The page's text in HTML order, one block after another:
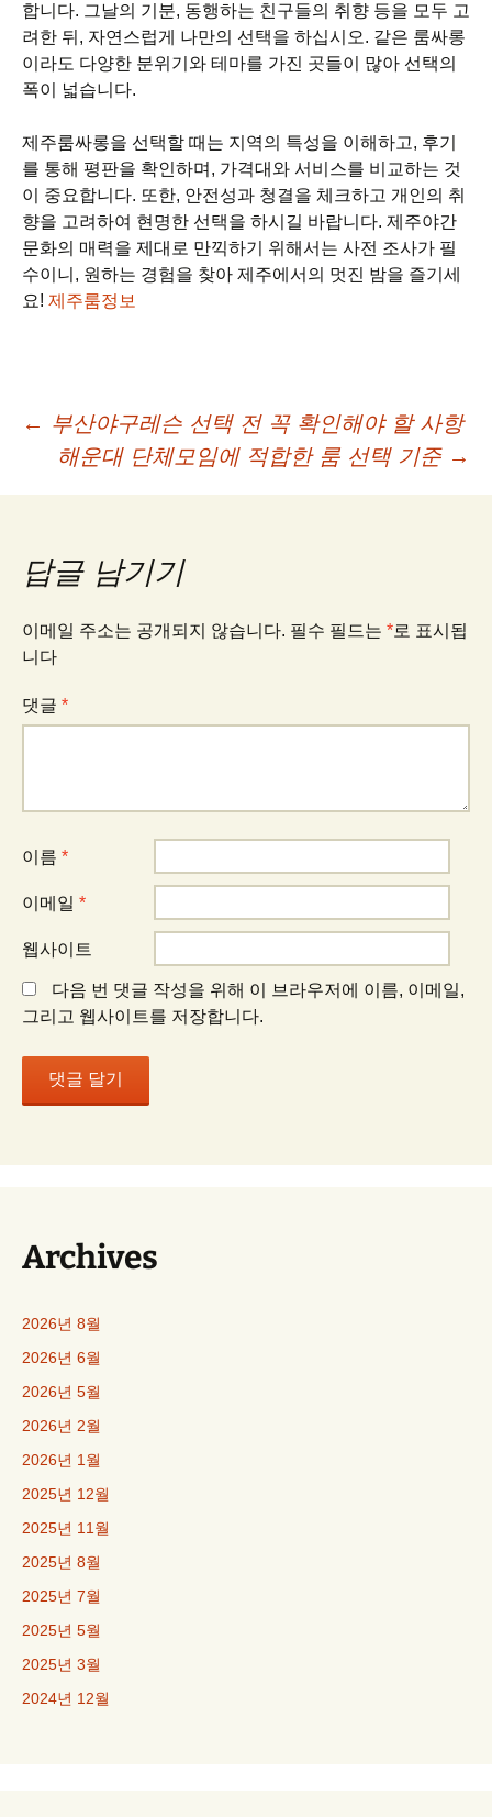
합니다. 그날의 기분, 동행하는 친구들의 취향 등을 모두 고
려한 뒤, 자연스럽게 나만의 선택을 하십시오. 같은 룸싸롱
이라도 다양한 분위기와 테마를 가진 곳들이 많아 선택의
폭이 넓습니다.
제주룸싸롱을 선택할 때는 지역의 특성을 이해하고, 후기
를 통해 평판을 확인하며, 가격대와 서비스를 비교하는 것
이 중요합니다. 또한, 안전성과 청결을 체크하고 개인의 취
향을 고려하여 현명한 선택을 하시길 바랍니다. 제주야간
문화의 매력을 제대로 만끽하기 위해서는 사전 조사가 필
수이니, 원하는 경험을 찾아 제주에서의 멋진 밤을 즐기세
요! 제주룸정보
글
네
비
게
이
← 부산야구레슨 선택 전 꼭 확인해야 할 사항
해운대 단체모임에 적합한 룸 선택 기준 →
답글 남기기
이메일 주소는 공개되지 않습니다. 필수 필드는 *로 표시됩
니다
댓글 *
이름 *
이메일 *
웹사이트
다음 번 댓글 작성을 위해 이 브라우저에 이름, 이메일,
그리고 웹사이트를 저장합니다.
Archives
2026년 8월
2026년 6월
2026년 5월
2026년 2월
2026년 1월
2025년 12월
2025년 11월
2025년 8월
2025년 7월
2025년 5월
2025년 3월
2024년 12월